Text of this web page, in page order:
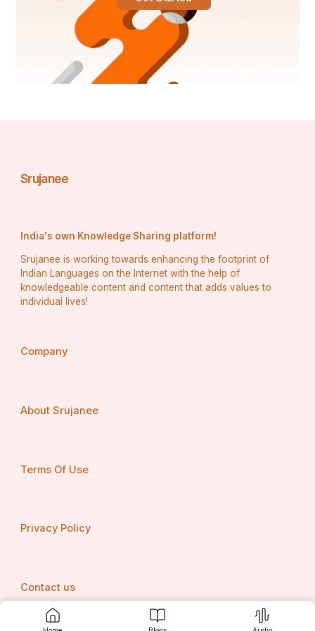
श्रीमद्भगवद्गीता के दूसरे अध्याय का महत्त्व
#श्रीमद्भागवत
#श्रीमद्भगवद्गीताविनायकपुरसमिति
#hindugodsgyan
Srujanee
India's own Knowledge Sharing platform!
Srujanee is working towards enhancing the footprint of
Indian Languages on the Internet with the help of
knowledgeable content and content that adds values to
individual lives!
Company
About Srujanee
Terms Of Use
Privacy Policy
Contact us